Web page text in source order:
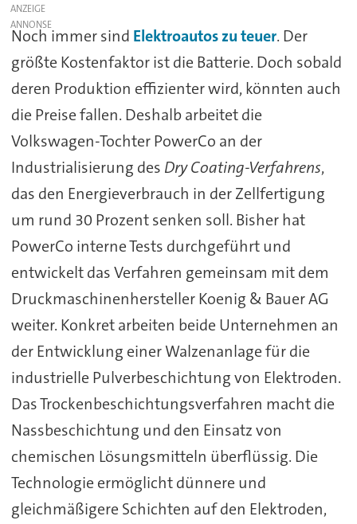
ANZEIGE
Noch immer sind Elektroautos zu teuer. Der
größte Kostenfaktor ist die Batterie. Doch sobald
deren Produktion effizienter wird, könnten auch
die Preise fallen. Deshalb arbeitet die
Volkswagen-Tochter PowerCo an der
Industrialisierung des Dry Coating-Verfahrens,
das den Energieverbrauch in der Zellfertigung
um rund 30 Prozent senken soll. Bisher hat
PowerCo interne Tests durchgeführt und
entwickelt das Verfahren gemeinsam mit dem
Druckmaschinenhersteller Koenig & Bauer AG
weiter. Konkret arbeiten beide Unternehmen an
der Entwicklung einer Walzenanlage für die
industrielle Pulverbeschichtung von Elektroden.
Das Trockenbeschichtungsverfahren macht die
Nassbeschichtung und den Einsatz von
chemischen Lösungsmitteln überflüssig. Die
Technologie ermöglicht dünnere und
gleichmäßigere Schichten auf den Elektroden,